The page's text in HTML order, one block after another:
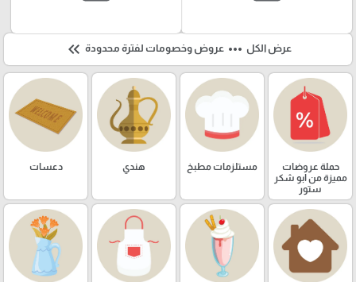
عرض الكل more_horiz عروض وخصومات لفترة محدودة keyboard_double_arrow_left
حملة عروضات
مميزة من ابو شكر
ستور
مستلزمات مطبخ هندي دعسات